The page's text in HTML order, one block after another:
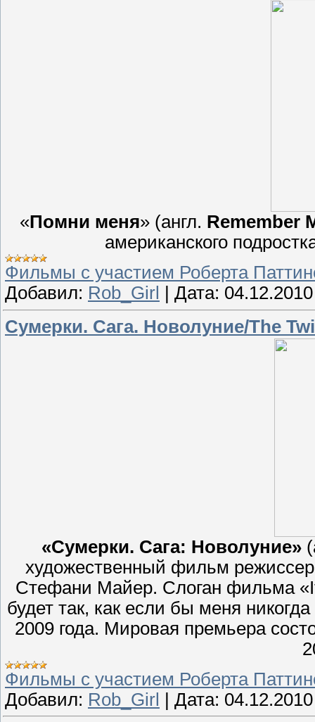
«Помни меня» (англ. Remember
американского
Фильмы с участием Роберта
Добавил: Rob_Girl Дата: 04.12.2010
Сумерки. Сага. Новолуние/The
«Сумерки. Сага: Новолуние»
художественный фильм
Стефани Майер. Слоган фильма
будет так, как если бы меня
2009 года. Мировая премьера
Фильмы с участием Роберта
Добавил: Rob_Girl Дата: 04.12.2010